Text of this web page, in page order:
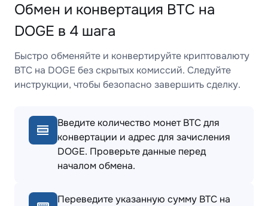
Обмен и конвертация BTC на
DOGE в 4 шага
Быстро обменяйте и конвертируйте криптовалюту
BTC на DOGE без скрытых комиссий. Следуйте
инструкции, чтобы безопасно завершить сделку.
Введите количество монет BTC для
конвертации и адрес для зачисления
DOGE. Проверьте данные перед
началом обмена.
Переведите указанную сумму BTC на